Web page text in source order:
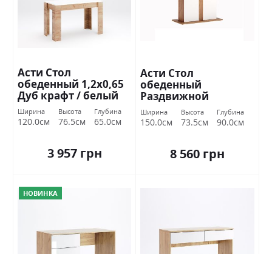
Асти Стол
обеденный 1,2х0,65
Дуб крафт / белый
глянец Миромарк
Ширина
120.0см
Высота
76.5см
Глубина
65.0см
3 957 грн
Асти Стол
обеденный
Раздвижной
трансформер 1,5х0,9
Дуб крафт / белый
Ширина
150.0см
Высота
73.5см
Глубина
90.0см
8 560 грн
НОВИНКА